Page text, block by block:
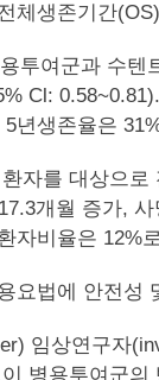
체생존기간
투여군과 수
Cl:
년생존율은
자를 대상으
개월 증가,
자비율은 12%
요법에 안전성
임상연구자
병용투여군